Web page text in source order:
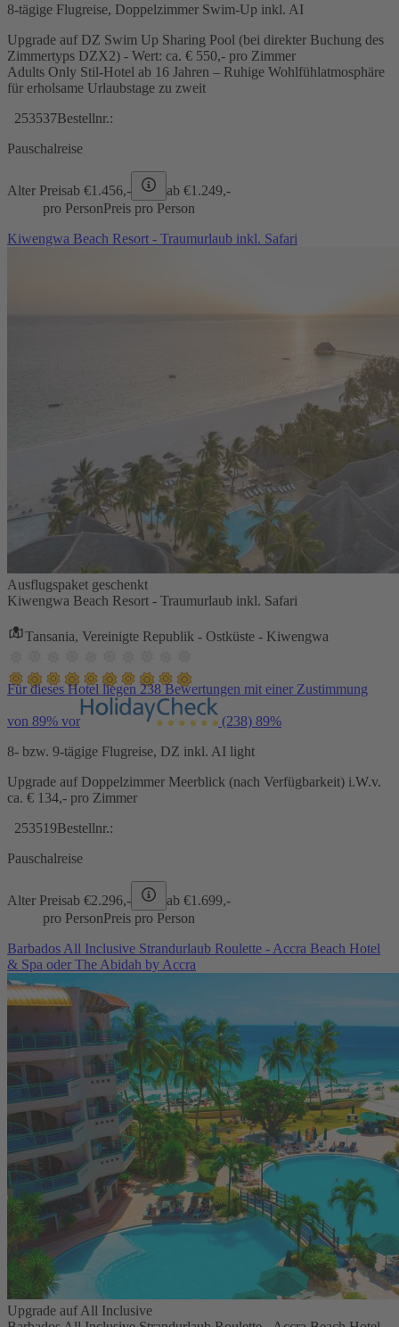
8-tägige Flugreise, Doppelzimmer Swim-Up inkl. AI
Upgrade auf DZ Swim Up Sharing Pool (bei direkter Buchung des
Zimmertyps DZX2) - Wert: ca. € 550,- pro Zimmer
Adults Only Stil-Hotel ab 16 Jahren – Ruhige Wohlfühlatmosphäre
für erholsame Urlaubstage zu zweit
253537Bestellnr.:
Pauschalreise
Alter Preisab €1.456,- ab €1.249,-
pro PersonPreis pro Person
Kiwengwa Beach Resort - Traumurlaub inkl. Safari
Ausflugspaket geschenkt
Kiwengwa Beach Resort - Traumurlaub inkl. Safari
Tansania, Vereinigte Republik - Ostküste - Kiwengwa
Für dieses Hotel liegen 238 Bewertungen mit einer Zustimmung
von 89% vor (238) 89%
8- bzw. 9-tägige Flugreise, DZ inkl. AI light
Upgrade auf Doppelzimmer Meerblick (nach Verfügbarkeit) i.W.v.
ca. € 134,- pro Zimmer
253519Bestellnr.:
Pauschalreise
Alter Preisab €2.296,- ab €1.699,-
pro PersonPreis pro Person
Barbados All Inclusive Strandurlaub Roulette - Accra Beach Hotel
& Spa oder The Abidah by Accra
Upgrade auf All Inclusive